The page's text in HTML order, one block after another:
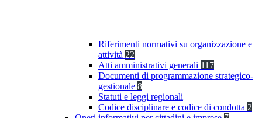
Riferimenti normativi su organizzazione e
attività 22
Atti amministrativi generali 117
Documenti di programmazione strategico-
gestionale 8
Statuti e leggi regionali
Codice disciplinare e codice di condotta 2